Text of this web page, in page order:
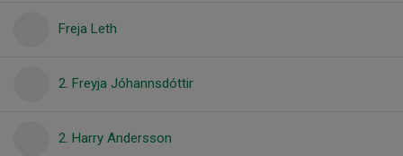
Freja Leth
2. Freyja Jóhannsdóttir
2. Harry Andersson